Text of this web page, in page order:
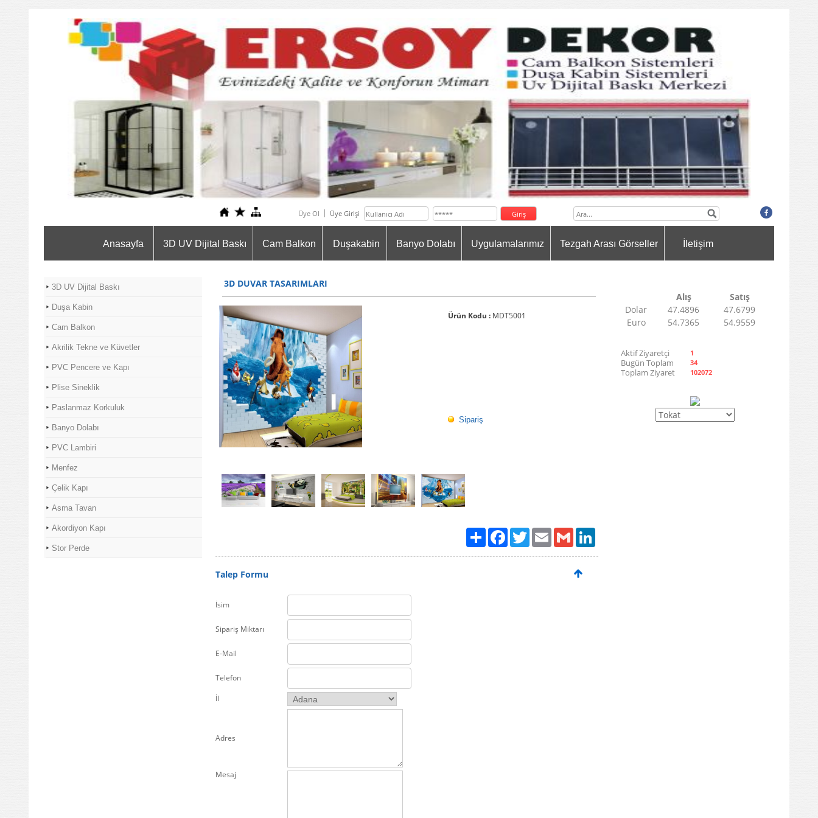
Üye Ol Üye Girişi
Anasayfa 3D UV Dijital Baskı Cam Balkon Duşakabin Banyo Dolabı Uygulamalarımız Tezgah Arası Görseller İletişim
3D UV Dijital Baskı
Duşa Kabin
Cam Balkon
Akrilik Tekne ve Küvetler
PVC Pencere ve Kapı
Plise Sineklik
Paslanmaz Korkuluk
Banyo Dolabı
PVC Lambiri
Menfez
Çelik Kapı
Asma Tavan
Akordiyon Kapı
Stor Perde
3D DUVAR TASARIMLARI
Ürün Kodu : MDT5001
Sipariş
Paylaş FacebookTwitter Email Gmail
Talep Formu
İsim
Sipariş Miktarı
E-Mail
Telefon
İl
Adres
Mesaj
Alış
Satış
Dolar
47.4896
47.6799
Euro
54.7365 54.9559
Aktif Ziyaretçi 1
Bugün Toplam 34
Toplam Ziyaret 102072